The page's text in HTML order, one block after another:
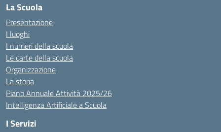
La Scuola
Presentazione
I luoghi
I numeri della scuola
Le carte della scuola
Organizzazione
La storia
Piano Annuale Attività 2025/26
Intelligenza Artificiale a Scuola
I Servizi